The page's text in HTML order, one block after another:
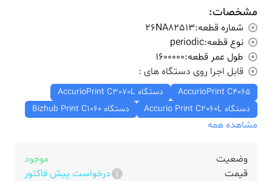
مشخصات:
شماره قطعه:26NA82513
نوع قطعه:periodic
طول عمر قطعه:1600000
قابل اجرا روی دستگاه های :
AccurioPrint C4065
دستگاه AccurioPrint C3070L
دستگاه Accurio Print C2060L
دستگاه Bizhub Print C1060
مشاهده همه
وضعیت
موجود
قیمت
درخواست پیش فاکتور